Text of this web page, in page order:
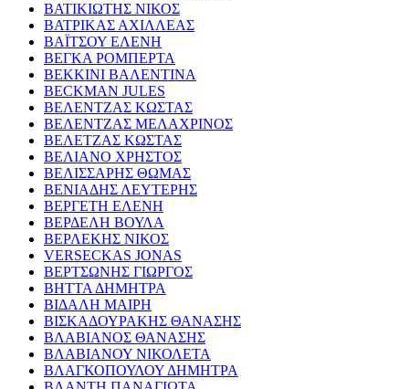
ΒΑΤΙΚΙΩΤΗΣ ΝΙΚΟΣ
ΒΑΤΡΙΚΑΣ ΑΧΙΛΛΕΑΣ
ΒΑΪΤΣΟΥ ΕΛΕΝΗ
ΒΕΓΚΑ ΡΟΜΠΕΡΤΑ
ΒΕΚΚΙΝΙ ΒΑΛΕΝΤΙΝΑ
BECKMAN JULES
ΒΕΛΕΝΤΖΑΣ ΚΩΣΤΑΣ
ΒΕΛΕΝΤΖΑΣ ΜΕΛΑΧΡΙΝΟΣ
ΒΕΛΕΤΖΑΣ ΚΩΣΤΑΣ
ΒΕΛΙΑΝΟ ΧΡΗΣΤΟΣ
ΒΕΛΙΣΣΑΡΗΣ ΘΩΜΑΣ
ΒΕΝΙΑΔΗΣ ΛΕΥΤΕΡΗΣ
ΒΕΡΓΕΤΗ ΕΛΕΝΗ
ΒΕΡΔΕΛΗ ΒΟΥΛΑ
ΒΕΡΛΕΚΗΣ ΝΙΚΟΣ
VERSECKAS JONAS
ΒΕΡΤΣΩΝΗΣ ΓΙΩΡΓΟΣ
ΒΗΤΤΑ ΔΗΜΗΤΡΑ
ΒΙΔΑΛΗ ΜΑΙΡΗ
ΒΙΣΚΑΔΟΥΡΑΚΗΣ ΘΑΝΑΣΗΣ
ΒΛΑΒΙΑΝΟΣ ΘΑΝΑΣΗΣ
ΒΛΑΒΙΑΝΟΥ ΝΙΚΟΛΕΤΑ
ΒΛΑΓΚΟΠΟΥΛΟΥ ΔΗΜΗΤΡΑ